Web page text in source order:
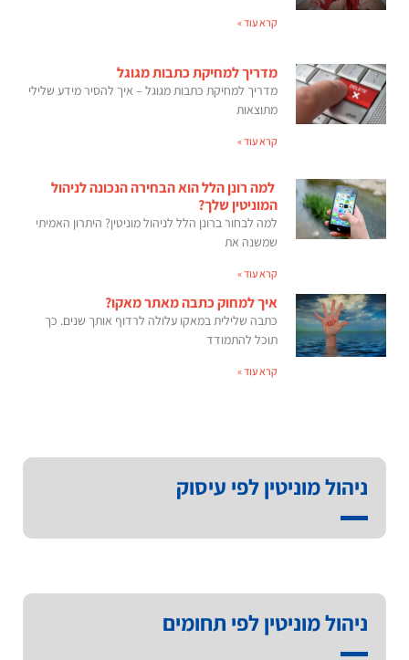
קרא עוד »
מדריך למחיקת כתבות מגוגל
מדריך למחיקת כתבות מגוגל – איך להסיר מידע שלילי
מתוצאות
קרא עוד »
למה רונן הלל הוא הבחירה הנכונה לניהול
המוניטין שלך?
למה לבחור ברונן הלל לניהול מוניטין? היתרון האמיתי
שמשנה את
קרא עוד »
איך למחוק כתבה מאתר מאקו?
כתבה שלילית במאקו עלולה לרדוף אותך שנים. כך
תוכל להתמודד
קרא עוד »
ניהול מוניטין לפי עיסוק
ניהול מוניטין לפי תחומים